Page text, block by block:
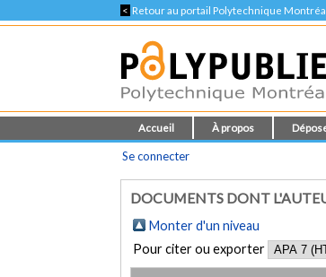
< Retour au portail Polytechnique
Accueil À propos
Se connecter
DOCUMENTS DONT
Monter d'un niveau
Pour citer ou exporter